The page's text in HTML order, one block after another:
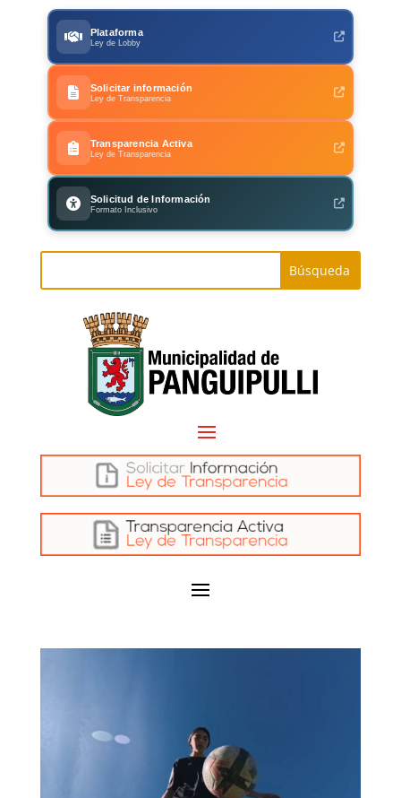
Plataforma
Ley de Lobby
Solicitar información
Ley de Transparencia
Transparencia Activa
Ley de Transparencia
Solicitud de Información
Formato Inclusivo